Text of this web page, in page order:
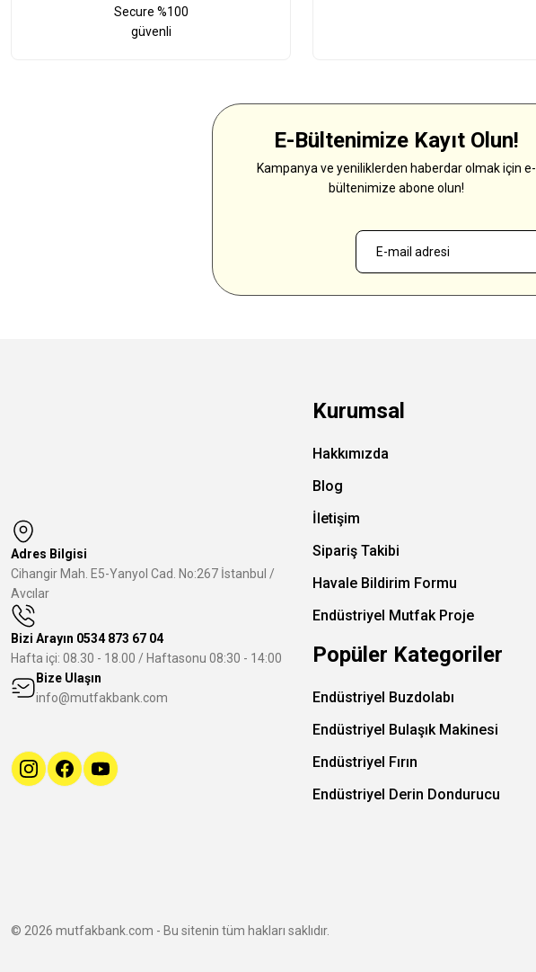
Secure %100
güvenli
E-Bültenimize Kayıt Olun!
Kampanya ve yeniliklerden haberdar olmak için e-
bültenimize abone olun!
Adres Bilgisi
Cihangir Mah. E5-Yanyol Cad. No:267 İstanbul /
Avcılar
Bizi Arayın 0534 873 67 04
Hafta içi: 08.30 - 18.00 / Haftasonu 08:30 - 14:00
Bize Ulaşın
info@mutfakbank.com
Kurumsal
Hakkımızda
Blog
İletişim
Sipariş Takibi
Havale Bildirim Formu
Endüstriyel Mutfak Proje
Popüler Kategoriler
Endüstriyel Buzdolabı
Endüstriyel Bulaşık Makinesi
Endüstriyel Fırın
Endüstriyel Derin Dondurucu
© 2026 mutfakbank.com - Bu sitenin tüm hakları saklıdır.